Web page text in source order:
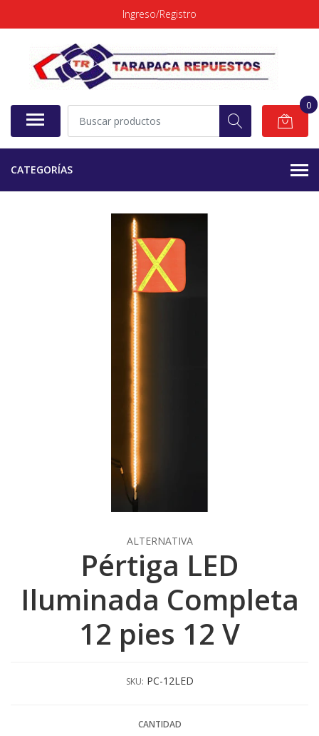
Ingreso/Registro
0
CATEGORÍAS
ALTERNATIVA
Pértiga LED
Iluminada Completa
12 pies 12 V
SKU: PC-12LED
CANTIDAD